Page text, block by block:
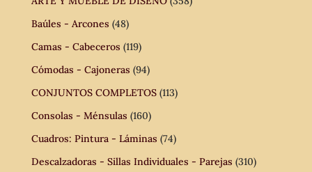
Baúles - Arcones (48)
Camas - Cabeceros (119)
Cómodas - Cajoneras (94)
CONJUNTOS COMPLETOS (113)
Consolas - Ménsulas (160)
Cuadros: Pintura - Láminas (74)
Descalzadoras - Sillas Individuales - Parejas (310)